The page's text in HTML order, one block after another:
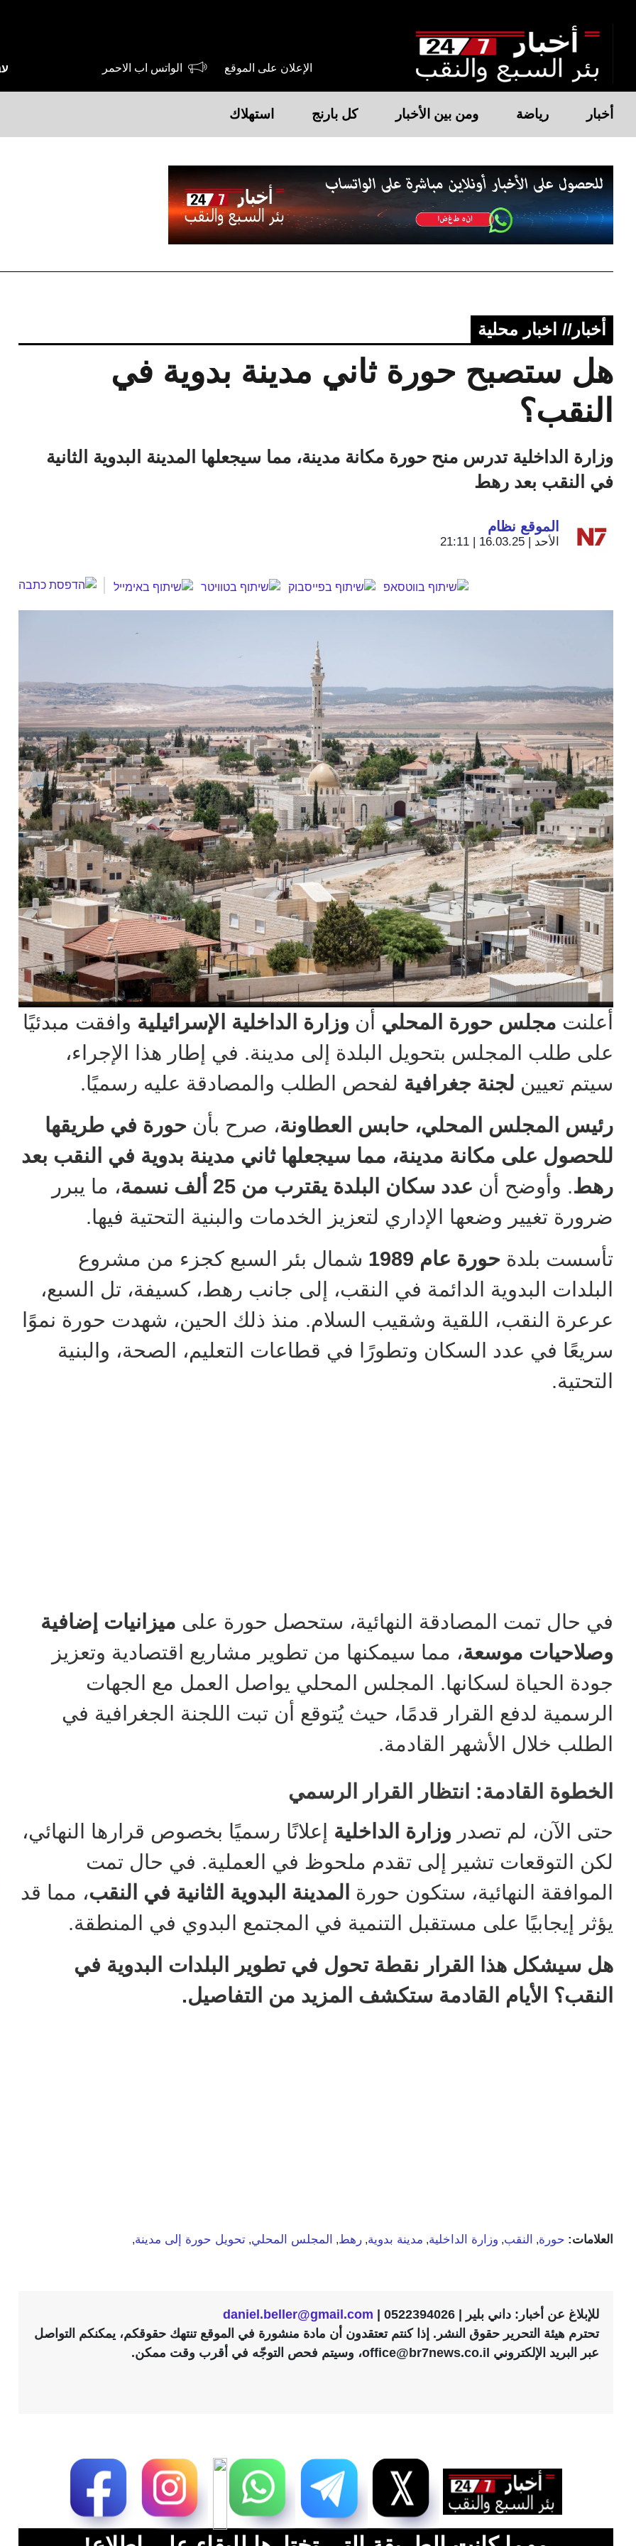
الإعلان على الموقع الواتس اب الاحمر
أخبار رياضة ومن بين الأخبار كل بارنج استهلاك
أخبار// اخبار محلية
هل ستصبح حورة ثاني مدينة بدوية في
النقب؟
وزارة الداخلية تدرس منح حورة مكانة مدينة، مما سيجعلها المدينة البدوية الثانية
في النقب بعد رهط
الموقع نظام
الأحد | 16.03.25 | 21:11
أعلنت مجلس حورة المحلي أن وزارة الداخلية الإسرائيلية وافقت مبدئيًا
على طلب المجلس بتحويل البلدة إلى مدينة. في إطار هذا الإجراء،
سيتم تعيين لجنة جغرافية لفحص الطلب والمصادقة عليه رسميًا.
رئيس المجلس المحلي، حابس العطاونة، صرح بأن حورة في طريقها
للحصول على مكانة مدينة، مما سيجعلها ثاني مدينة بدوية في النقب بعد
رهط. وأوضح أن عدد سكان البلدة يقترب من 25 ألف نسمة
، ما يبرر
ضرورة تغيير وضعها الإداري لتعزيز الخدمات والبنية التحتية فيها.
تأسست بلدة حورة عام 1989
شمال بئر السبع كجزء من مشروع
البلدات البدوية الدائمة في النقب، إلى جانب رهط، كسيفة، تل السبع،
عرعرة النقب، اللقية وشقيب السلام. منذ ذلك الحين، شهدت حورة نموًا
سريعًا في عدد السكان وتطورًا في قطاعات التعليم، الصحة، والبنية
التحتية.
في حال تمت المصادقة النهائية، ستحصل حورة على ميزانيات إضافية
وصلاحيات موسعة، مما سيمكنها من تطوير مشاريع اقتصادية وتعزيز
جودة الحياة لسكانها. المجلس المحلي يواصل العمل مع الجهات
الرسمية لدفع القرار قدمًا، حيث يُتوقع أن تبت اللجنة الجغرافية في
الطلب خلال الأشهر القادمة.
الخطوة القادمة: انتظار القرار الرسمي
حتى الآن، لم تصدر وزارة الداخلية إعلانًا رسميًا بخصوص قرارها النهائي،
لكن التوقعات تشير إلى تقدم ملحوظ في العملية. في حال تمت
الموافقة النهائية، ستكون حورة المدينة البدوية الثانية في النقب، مما قد
يؤثر إيجابيًا على مستقبل التنمية في المجتمع البدوي في المنطقة.
هل سيشكل هذا القرار نقطة تحول في تطوير البلدات البدوية في
النقب؟ الأيام القادمة ستكشف المزيد من التفاصيل.
العلامات: حورة, النقب, وزارة الداخلية, مدينة بدوية, رهط, المجلس المحلي, تحويل حورة إلى مدينة,
للإبلاغ عن أخبار: داني بلير | 0522394026 |
daniel.beller@gmail.com
تحترم هيئة التحرير حقوق النشر. إذا كنتم تعتقدون أن مادة منشورة في الموقع تنتهك حقوقكم، يمكنكم التواصل
عبر البريد الإلكتروني office@br7news.co.il، وسيتم فحص التوجّه في أقرب وقت ممكن.